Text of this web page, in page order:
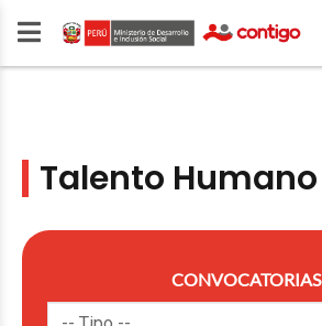
Talento Humano
CONVOCATORIAS